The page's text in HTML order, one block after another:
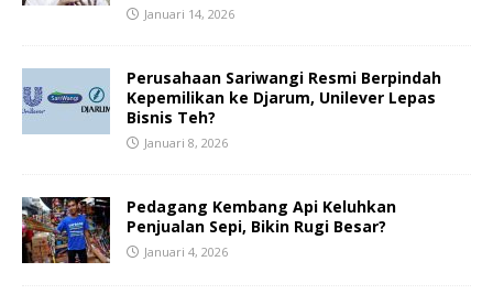
Januari 14, 2026
Perusahaan Sariwangi Resmi Berpindah
Kepemilikan ke Djarum, Unilever Lepas
Bisnis Teh?
Januari 8, 2026
Pedagang Kembang Api Keluhkan
Penjualan Sepi, Bikin Rugi Besar?
Januari 4, 2026